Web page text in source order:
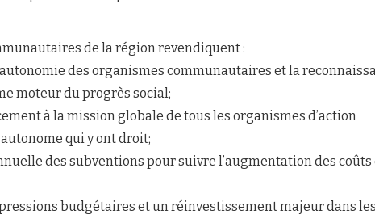
de la région revendiquent :
des organismes communautaires et la
moteur du progrès social;
à la mission globale de tous les organismes d’action
qui y ont droit;
des subventions pour suivre l’augmentation des coûts
budgétaires et un réinvestissement majeur dans les